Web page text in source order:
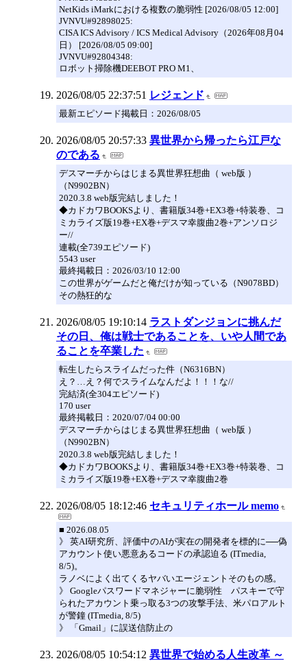
NetKids iMarkにおける複数の脆弱性 [2026/08/05 12:00]
JVNVU#92898025:
CISA ICS Advisory / ICS Medical Advisory（2026年08月04
日） [2026/08/05 09:00]
JVNVU#92804348:
ロボット掃除機DEEBOT PRO M1、
2026/08/05 22:37:51 レジェンド
最新エピソード掲載日：2026/08/05
2026/08/05 20:57:33 異世界から帰ったら江戸な
のである
デスマーチからはじまる異世界狂想曲（ web版 ）
（N9902BN）
2020.3.8 web版完結しました！
◆カドカワBOOKSより、書籍版34巻+EX3巻+特装巻、コ
ミカライズ版19巻+EX巻+デスマ幸腹曲2巻+アンソロジ
ー//
連載(全739エピソード)
5543 user
最終掲載日：2026/03/10 12:00
この世界がゲームだと俺だけが知っている（N9078BD）
その熱狂的な
2026/08/05 19:10:14 ラストダンジョンに挑んだ
その日、俺は戦士であることを、いや人間であ
ることを卒業した
転生したらスライムだった件（N6316BN）
え？…え？何でスライムなんだよ！！！な//
完結済(全304エピソード)
170 user
最終掲載日：2020/07/04 00:00
デスマーチからはじまる異世界狂想曲（ web版 ）
（N9902BN）
2020.3.8 web版完結しました！
◆カドカワBOOKSより、書籍版34巻+EX3巻+特装巻、コ
ミカライズ版19巻+EX巻+デスマ幸腹曲2巻
2026/08/05 18:12:46 セキュリティホール memo
■ 2026.08.05
》 英AI研究所、評価中のAIが実在の開発者を標的に──偽
アカウント使い悪意あるコードの承認迫る (ITmedia,
8/5)。
ラノベによく出てくるヤバいエージェントそのもの感。
》 Googleパスワードマネジャーに脆弱性 パスキーで守
られたアカウント乗っ取る3つの攻撃手法、米パロアルト
が警鐘 (ITmedia, 8/5)
》 「Gmail」に誤送信防止の
2026/08/05 10:54:12 異世界で始める人生改革 ～